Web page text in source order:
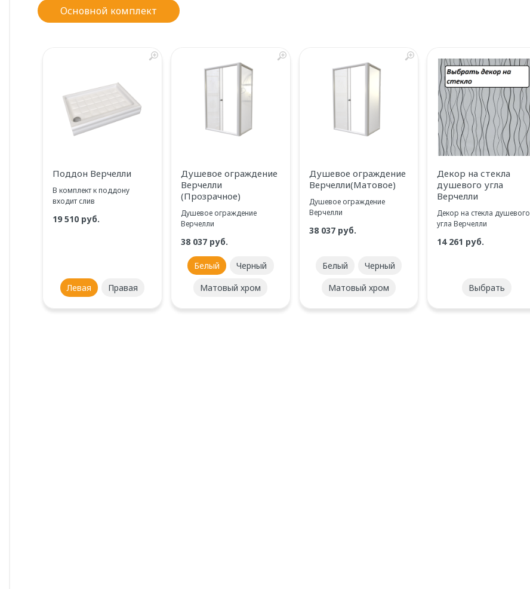
Основной комплект
Поддон Верчелли
В комплект к поддону
входит слив
19 510 руб.
Левая Правая
Душевое ограждение
Верчелли
(Прозрачное)
Душевое ограждение
Верчелли
38 037 руб.
Белый
Черный
Матовый хром
Душевое ограждение
Верчелли(Матовое)
Душевое ограждение
Верчелли
38 037 руб.
Белый
Черный
Матовый хром
Декор на стекла
душевого угла
Верчелли
Декор на стекла душевого
угла Верчелли
14 261 руб.
выбрать